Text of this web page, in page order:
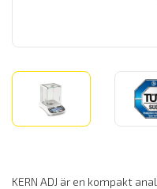
KERN ADJ är en kompakt